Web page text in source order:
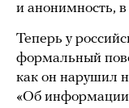
и анонимность,
Теперь у
формальный
как он нарушил
«Об